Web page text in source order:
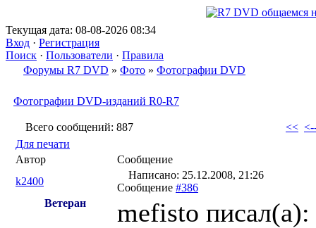
Текущая дата: 08-08-2026 08:34
Вход · Регистрация
Поиск · Пользователи · Правила
Форумы R7 DVD » Фото » Фотографии DVD
Фотографии DVD-изданий R0-R7
Всего сообщений: 887 <<
Для печати
Автор
Сообщение
k2400
Написано: 25.12.2008, 21:26
Сообщение #386
Ветеран
mefisto писал(a):